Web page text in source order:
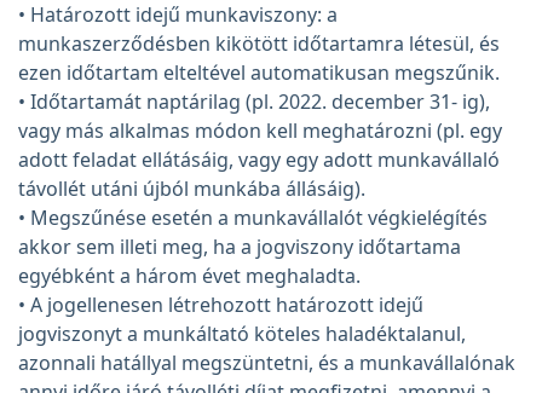
• Határozott idejű munkaviszony: a
munkaszerződésben kikötött időtartamra létesül, és
ezen időtartam elteltével automatikusan megszűnik.
• Időtartamát naptárilag (pl. 2022. december 31- ig),
vagy más alkalmas módon kell meghatározni (pl. egy
adott feladat ellátásáig, vagy egy adott munkavállaló
távollét utáni újból munkába állásáig).
• Megszűnése esetén a munkavállalót végkielégítés
akkor sem illeti meg, ha a jogviszony időtartama
egyébként a három évet meghaladta.
• A jogellenesen létrehozott határozott idejű
jogviszonyt a munkáltató köteles haladéktalanul,
azonnali hatállyal megszüntetni, és a munkavállalónak